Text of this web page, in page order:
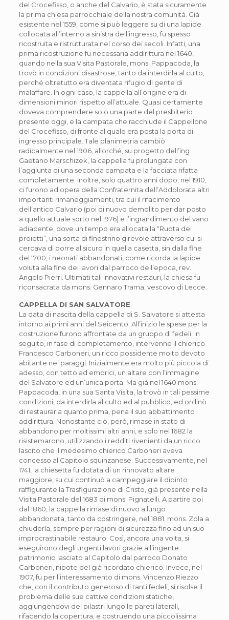
del Crocefisso, o anche del Calvario, è stata sicuramente
la prima chiesa parrocchiale della nostra comunità. Già
esistente nel 1559, come si può leggere su di una lapide
collocata all’interno a sinistra dell’ingresso, fu spesso
ricostruita e ristrutturata nel corso dei secoli. Infatti, una
prima ricostruzione fu necessaria addirittura nel 1640,
quando nella sua Visita Pastorale, mons. Pappacoda, la
trovò in condizioni disastrose, tanto da interdirla al culto,
perché oltretutto era diventata rifugio di gente di
malaffare. In ogni caso, la cappella all’origine era di
dimensioni minori rispetto all’attuale. Quasi certamente
doveva comprendere solo una parte del presbiterio
presente oggi, e la campata che racchiude il Cappellone
del Crocefisso, di fronte al quale era posta la porta di
ingresso principale. Tale planimetria cambiò
radicalmente nel 1906, allorché, su progetto dell’ing.
Gaetano Marschizek, la cappella fu prolungata con
l’aggiunta di una seconda campata e la facciata rifatta
completamente. Inoltre, solo quattro anni dopo, nel 1910,
ci furono ad opera della Confraternita dell’Addolorata altri
importanti rimaneggiamenti, tra cui il rifacimento
dell’antico Calvario (poi di nuovo demolito per dar posto
a quello attuale sorto nel 1976) e l’ingrandimento del vano
adiacente, dove un tempo era allocata la “Ruota dei
proietti”, una sorta di finestrino girevole attraverso cui si
cercava di porre al sicuro in quella casetta, sin dalla fine
del ‘700, i neonati abbandonati, come ricorda la lapide
voluta alla fine dei lavori dal parroco dell’epoca, rev.
Angelo Pierri. Ultimati tali innovativi restauri, la chiesa fu
riconsacrata da mons. Gennaro Trama, vescovo di Lecce.
CAPPELLA DI SAN SALVATORE
La data di nascita della cappella di S. Salvatore si attesta
intorno ai primi anni del Seicento. All’inizio le spese per la
costruzione furono affrontate da un gruppo di fedeli. In
seguito, in fase di completamento, intervenne il chierico
Francesco Carboneri, un ricco possidente molto devoto
abitante nei paraggi. Inizialmente era molto più piccola di
adesso, con tetto ad embrici, un altare con l’immagine
del Salvatore ed un’unica porta. Ma già nel 1640 mons.
Pappacoda, in una sua Santa Visita, la trovò in tali pessime
condizioni, da interdirla al culto ed al pubblico, ed ordinò
di restaurarla quanto prima, pena il suo abbattimento
addirittura. Nonostante ciò, però, rimase in stato di
abbandono per moltissimi altri anni, e solo nel 1682 la
risistemarono, utilizzando i redditi rivenienti da un ricco
lascito che il medesimo chierico Carboneri aveva
concesso al Capitolo squinzanese. Successivamente, nel
1741, la chiesetta fu dotata di un rinnovato altare
maggiore, su cui continuò a campeggiare il dipinto
raffigurante la Trasfigurazione di Cristo, già presente nella
Visita Pastorale del 1683 di mons. Pignatelli. A partire poi
dal 1860, la cappella rimase di nuovo a lungo
abbandonata, tanto da costringere, nel 1881, mons. Zola a
chiuderla, sempre per ragioni di sicurezza fino ad un suo
improcrastinabile restauro. Così, ancora una volta, si
eseguirono degli urgenti lavori grazie all’ingente
patrimonio lasciato al Capitolo dal parroco Donato
Carboneri, nipote del già ricordato chierico. Invece, nel
1907, fu per l’interessamento di mons. Vincenzo Riezzo
che, con il contributo generoso di tanti fedeli, si risolse il
problema delle sue cattive condizioni statiche,
aggiungendovi dei pilastri lungo le pareti laterali,
rifacendo la copertura, e costruendo una piccolissima